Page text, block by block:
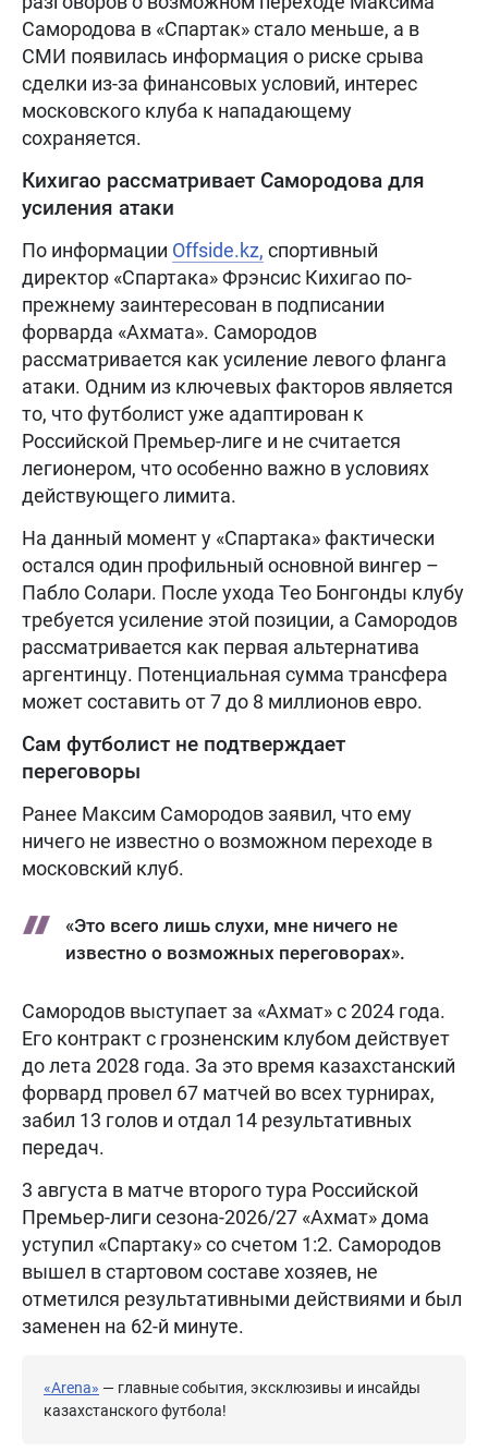
Самородова в «Спартак» стало меньше, а в
СМИ появилась информация о риске срыва
сделки из-за финансовых условий, интерес
московского клуба к нападающему
сохраняется.
Кихигао рассматривает Самородова для
усиления атаки
По информации Offside.kz, спортивный
директор «Спартака» Фрэнсис Кихигао по-
прежнему заинтересован в подписании
форварда «Ахмата». Самородов
рассматривается как усиление левого фланга
атаки. Одним из ключевых факторов является
то, что футболист уже адаптирован к
Российской Премьер-лиге и не считается
легионером, что особенно важно в условиях
действующего лимита.
На данный момент у «Спартака» фактически
остался один профильный основной вингер –
Пабло Солари. После ухода Тео Бонгонды клубу
требуется усиление этой позиции, а Самородов
рассматривается как первая альтернатива
аргентинцу. Потенциальная сумма трансфера
может составить от 7 до 8 миллионов евро.
Сам футболист не подтверждает
переговоры
Ранее Максим Самородов заявил, что ему
ничего не известно о возможном переходе в
московский клуб.
«Это всего лишь слухи, мне ничего не
известно о возможных переговорах».
Самородов выступает за «Ахмат» с 2024 года.
Его контракт с грозненским клубом действует
до лета 2028 года. За это время казахстанский
форвард провел 67 матчей во всех турнирах,
забил 13 голов и отдал 14 результативных
передач.
3 августа в матче второго тура Российской
Премьер-лиги сезона-2026/27 «Ахмат» дома
уступил «Спартаку» со счетом 1:2. Самородов
вышел в стартовом составе хозяев, не
отметился результативными действиями и был
заменен на 62-й минуте.
«Arena» — главные события, эксклюзивы и инсайды
казахстанского футбола!